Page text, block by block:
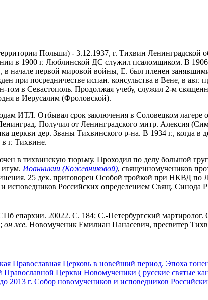
Польши) - 3.12.1937, г. Тихвин Ленинградской
в 1900 г. Люблинской ДС служил псаломщиком. В 1906
начале первой мировой войны, Е. был пленен
посредничестве испан. консульства в Вене, в авг.
в Севастополь. Продолжая учебу, служил 2-м
в Иерусалим (Фроловской).
ИТЛ. Отбывал срок заключения в Соловецком лагере
Получил от Ленинградского митр. Алексия
церкви дер. Званы Тихвинского р-на. В 1934 г., когда в
г. Тихвине.
в тихвинскую тюрьму. Проходил по делу большой
Иоанникии (Кожевниковой), священномучеников
25 дек. приговорен Особой тройкой при НКВД по
Российских определением Свящ. Синода
епархии. 20022. С. 184; С.-Петербургский
он же. Новомученик Емилиан Панасевич, пресвитер
Православная Церковь в новейший период. Эпоха
Православной Церкви Новомученики ( русские святые
2013 г. Собор новомучеников и исповедников